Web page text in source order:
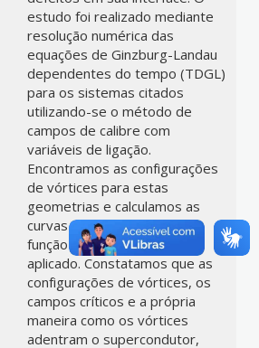
estudo foi realizado mediante
resolução numérica das
equações de Ginzburg-Landau
dependentes do tempo (TDGL)
para os sistemas citados
utilizando-se o método de
campos de calibre com
variáveis de ligação.
Encontramos as configurações
de vórtices para estas
geometrias e calculamos as
curvas de magnetização em
função do campo magnético
aplicado. Constatamos que as
configurações de vórtices, os
campos críticos e a própria
maneira como os vórtices
adentram o supercondutor,